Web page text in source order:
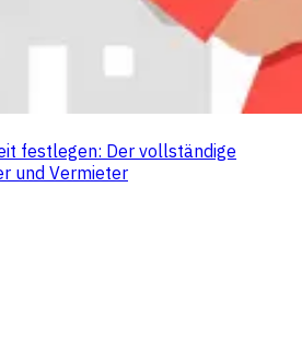
festlegen: Der vollständige
und Vermieter